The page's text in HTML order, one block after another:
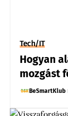
Tech/IT
Hogyan
mozgást
BeSmartKlub